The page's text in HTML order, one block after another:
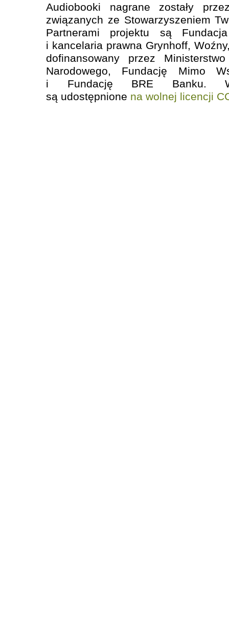
Audiobooki nagrane zostały
związanych ze Stowarzyszeniem
Partnerami projektu są
i kancelaria prawna Grynhoff,
dofinansowany przez
Narodowego, Fundację Mimo
i Fundację BRE Banku.
są udostępnione na wolnej licencji